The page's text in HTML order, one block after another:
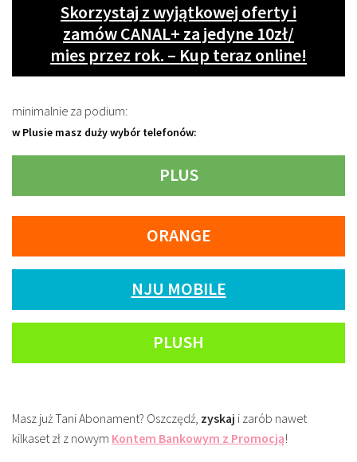
Skorzystaj z wyjątkowej oferty i
zamów CANAL+ za jedyne 10zł/
mies przez rok. – Kup teraz online!
minimalnie za podium:
w Plusie masz duży wybór telefonów:
PLUS
ORANGE
NJU MOBILE
PLUSH
Masz już Tani Abonament? Oszczędź, zyskaj i zarób nawet
kilkaset zł z nowym Kontem Bankowym z Promocją!